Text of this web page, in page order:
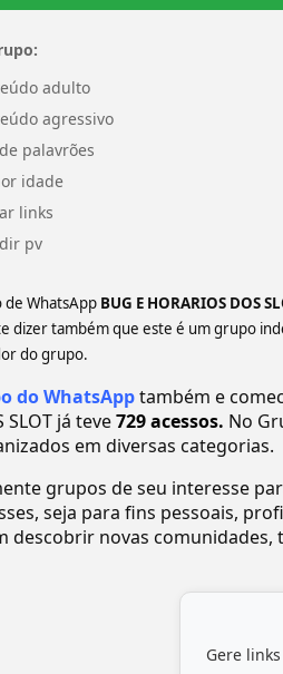
adulto
agressivo
palavrões
idade
links
pv
de WhatsApp BUG E HORARIOS DOS
dizer também que este é um grupo
do grupo.
do WhatsApptambém e
SLOT já teve729 acessos. No
em diversas categorias.
grupos de seu interesse
seja para fins pessoais,
descobrir novas
Gere